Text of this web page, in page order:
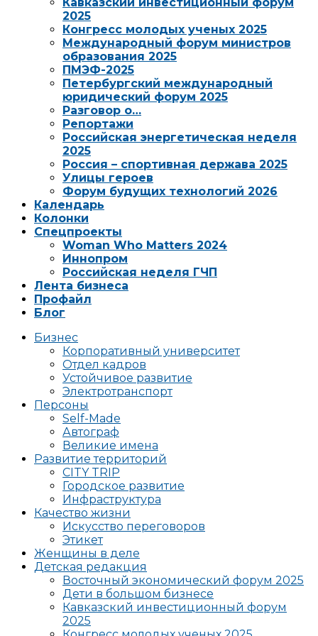
2025
Конгресс молодых ученых 2025
Международный форум министров
образования 2025
ПМЭФ-2025
Петербургский международный
юридический форум 2025
Разговор о…
Репортажи
Российская энергетическая неделя
2025
Россия – спортивная держава 2025
Улицы героев
Форум будущих технологий 2026
Календарь
Колонки
Спецпроекты
Woman Who Matters 2024
Иннопром
Российская неделя ГЧП
Лента бизнеса
Профайл
Блог
Бизнес
Корпоративный университет
Отдел кадров
Устойчивое развитие
Электротранспорт
Персоны
Self-Made
Автограф
Великие имена
Развитие территорий
CITY TRIP
Городское развитие
Инфраструктура
Качество жизни
Искусство переговоров
Этикет
Женщины в деле
Детская редакция
Восточный экономический форум 2025
Дети в большом бизнесе
Кавказский инвестиционный форум
2025